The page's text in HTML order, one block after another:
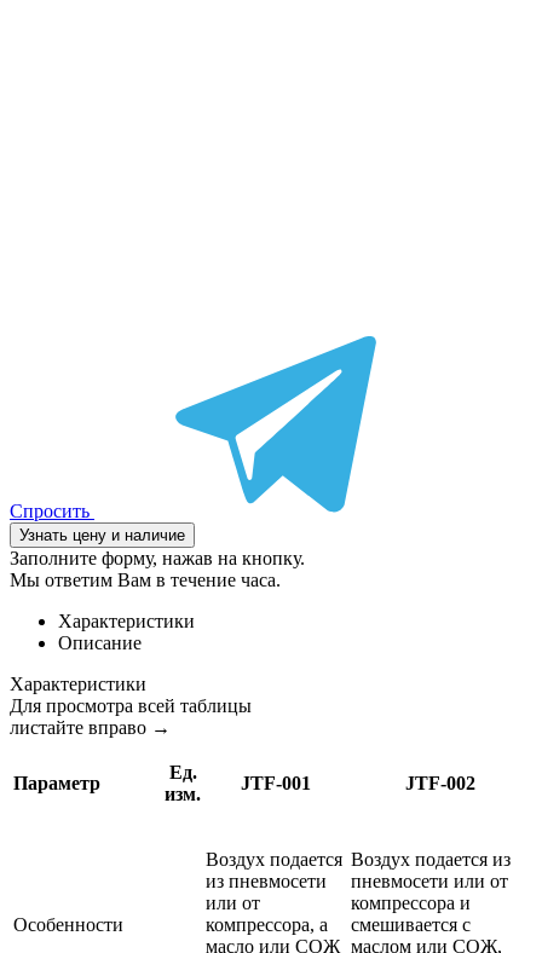
Спросить
Узнать цену и наличие
Заполните форму, нажав на кнопку.
Мы ответим Вам в течение часа.
Характеристики
Описание
Характеристики
Для просмотра всей таблицы
листайте вправо →
Параметр
Ед.
изм.
JTF-001 JTF-002
Особенности
Воздух подается
из пневмосети
или от
компрессора, а
масло или СОЖ
Воздух подается из
пневмосети или от
компрессора и
смешивается с
маслом или СОЖ,